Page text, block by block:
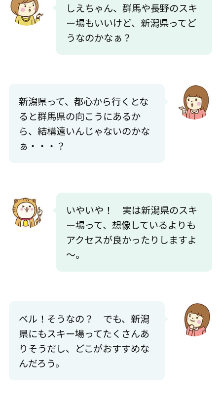
しえちゃん、群馬や長野のスキ
ー場もいいけど、新潟県ってど
うなのかなぁ？
新潟県って、都心から行くとな
ると群馬県の向こうにあるか
ら、結構遠いんじゃないのかな
ぁ・・・？
いやいや！ 実は新潟県のスキ
ー場って、想像しているよりも
アクセスが良かったりしますよ
～。
ベル！そうなの？ でも、新潟
県にもスキー場ってたくさんあ
りそうだし、どこがおすすめな
んだろう。